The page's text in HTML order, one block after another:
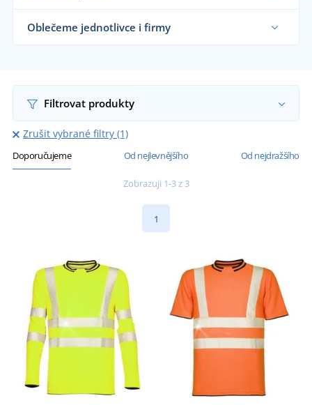
Na námi dodávaná reflexní trička vám natiskneme
motiv dle vašeho přání.
Chci vědět více
Oblečeme jednotlivce i firmy
Filtrovat produkty
Zrušit vybrané filtry (1)
Doporučujeme Od nejlevnějšího Od nejdražšího
Zobrazuji 1-3 z 3
1